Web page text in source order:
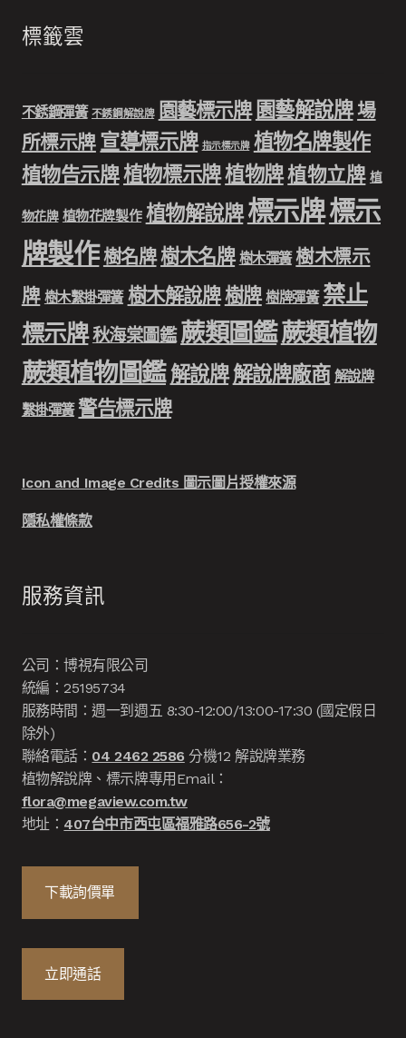
標籤雲
不銹鋼彈簧 不銹鋼解說牌 園藝標示牌 園藝解說牌場
所標示牌 宣導標示牌 指示標示牌 植物名牌製作
植物告示牌植物標示牌植物牌植物立牌 植
物花牌 植物花牌製作 植物解說牌 標示牌標示
牌製作樹名牌樹木名牌 樹木彈簧 樹木標示
牌 樹木繫掛彈簧 樹木解說牌樹牌 樹牌彈簧 禁止
標示牌 秋海棠圖鑑 蕨類圖鑑蕨類植物
蕨類植物圖鑑解說牌解說牌廠商 解說牌
繫掛彈簧 警告標示牌
Icon and Image Credits 圖示圖片授權來源
隱私權條款
服務資訊
公司：博視有限公司
統編：25195734
服務時間：週一到週五 8:30-12:00/13:00-17:30 (國定假日
除外)
聯絡電話： 04 2462 2586分機12 解說牌業務
植物解說牌、標示牌專用Email：
flora@megaview.com.tw
地址： 407台中市西屯區福雅路656-2號
下載詢價單
立即通話